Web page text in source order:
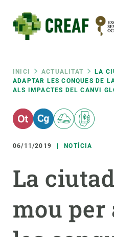
contingut
Fil
d'ariadna
INICI ACTUALITAT
LA
ADAPTAR LES CONQUES DE
ALS IMPACTES DEL CANVI
06/11/2019 NOTÍCIA
La
mou per
RRSS
Featured
menu
RECERCA
CIÈNCIA EN ACCIÓ